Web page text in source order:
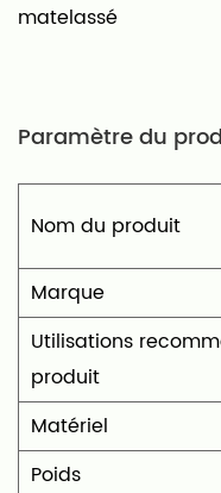
vous cherchiez à
seersucker allie
matelassé
Paramètre du
Nom du produit
Marque
Utilisations
produit
Matériel
Poids